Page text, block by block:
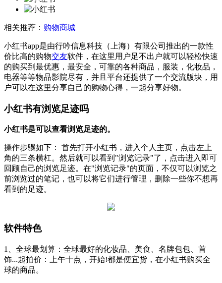
相关推荐： 购物商城
小红书app是由行吟信息科技（上海）有限公司推出的一款性
价比高的购物交友软件，在这里用户足不出户就可以轻松快速
的购买到最优惠，最安全，可靠的各种商品，服装，化妆品，
电器等等物品影院尽有，并且平台还提供了一个交流版块，用
户可以在这里分享自己的购物心得，一起分享好物。
小红书有浏览足迹吗
小红书是可以查看浏览足迹的。
操作步骤如下： 首先打开小红书，进入个人主页，点击左上
角的三条横杠。然后就可以看到"浏览记录"了，点击进入即可
回顾自己的浏览足迹。在"浏览记录"的页面，不仅可以浏览之
前浏览过的笔记，也可以将它们进行管理，删除一些你不想再
看到的足迹。
软件特色
1、全球最划算：全球最好的化妆品、美食、名牌包包、首
饰...起拍价：上午十点，开始!都是便宜货，在小红书购买全
球的商品。